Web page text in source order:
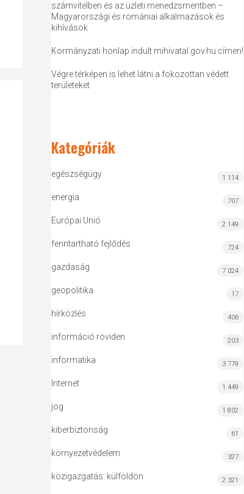
számvitelben és az üzleti menedzsmentben –
Magyarországi és romániai alkalmazások és
kihívások
Kormányzati honlap indult mihivatal.gov.hu címen!
Végre térképen is lehet látni a fokozottan védett
területeket
Kategóriák
egészségügy 1 114
energia 707
Európai Unió 2 149
fenntartható fejlődés 724
gazdaság 7 024
geopolitika 17
hírközlés 406
információ röviden 203
informatika 3 779
Internet 1 449
jog 1 802
kiberbiztonság 61
környezetvédelem 327
közigazgatás: külföldön 2 321